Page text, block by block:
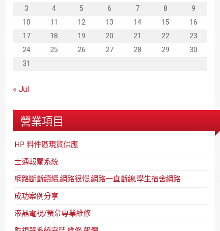
3
4 5 6 7 8
9
10
11 12 13 14 15
16
17
18 19 20 21 22
23
24
25 26 27 28 29
30
31
« Jul
營業項目
HP 料件區現貨供應
士通報關系統
網路斷斷續續,網路很慢,網路一直斷線,學生宿舍網路
成功案例分享
液晶電視/螢幕專業維修